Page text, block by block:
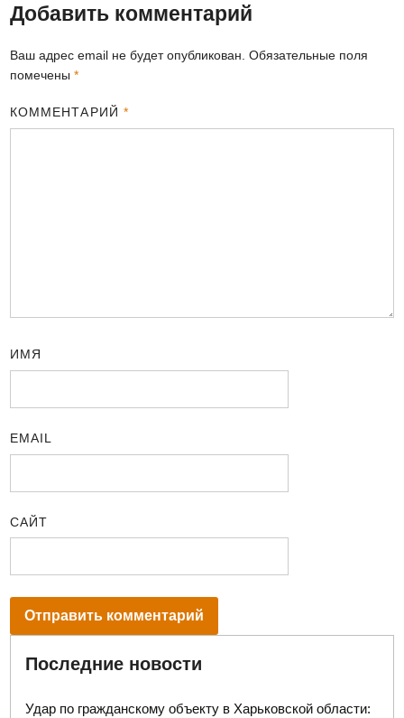
Добавить комментарий
Ваш адрес email не будет опубликован. Обязательные поля
помечены*
КОММЕНТАРИЙ *
ИМЯ
EMAIL
САЙТ
Последние новости
Удар по гражданскому объекту в Харьковской области: